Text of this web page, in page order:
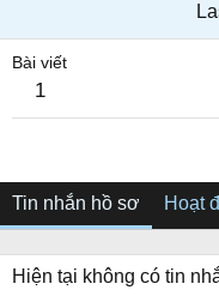
Bài viết
1
Tin nhắn hồ sơ Hoạt
Hiện tại không có tin